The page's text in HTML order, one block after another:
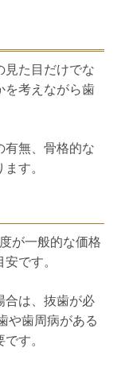
見た目だけでな
を考えながら歯
有無、骨格的な
す。
が一般的な価格
です。
合は、抜歯が必
や歯周病がある
す。